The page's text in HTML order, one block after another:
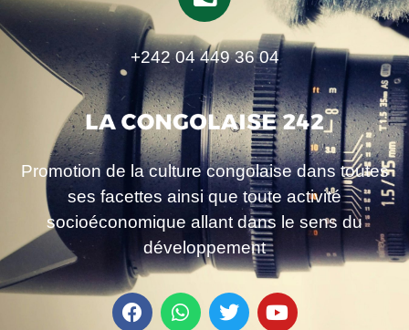
+242 04 449 36 04
Promotion de la culture congolaise dans toutes
ses facettes ainsi que toute activité
socioéconomique allant dans le sens du
développement